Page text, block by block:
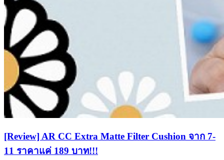
[Review] AR CC Extra Matte Filter Cushion จาก 7-
11 ราคาแค่ 189 บาท!!!